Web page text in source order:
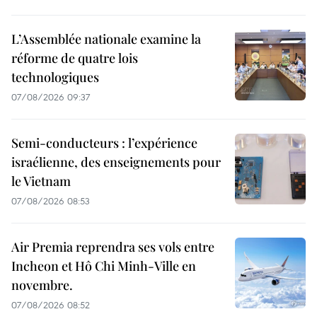
L’Assemblée nationale examine la
réforme de quatre lois
technologiques
07/08/2026 09:37
Semi-conducteurs : l’expérience
israélienne, des enseignements pour
le Vietnam
07/08/2026 08:53
Air Premia reprendra ses vols entre
Incheon et Hô Chi Minh-Ville en
novembre.
07/08/2026 08:52